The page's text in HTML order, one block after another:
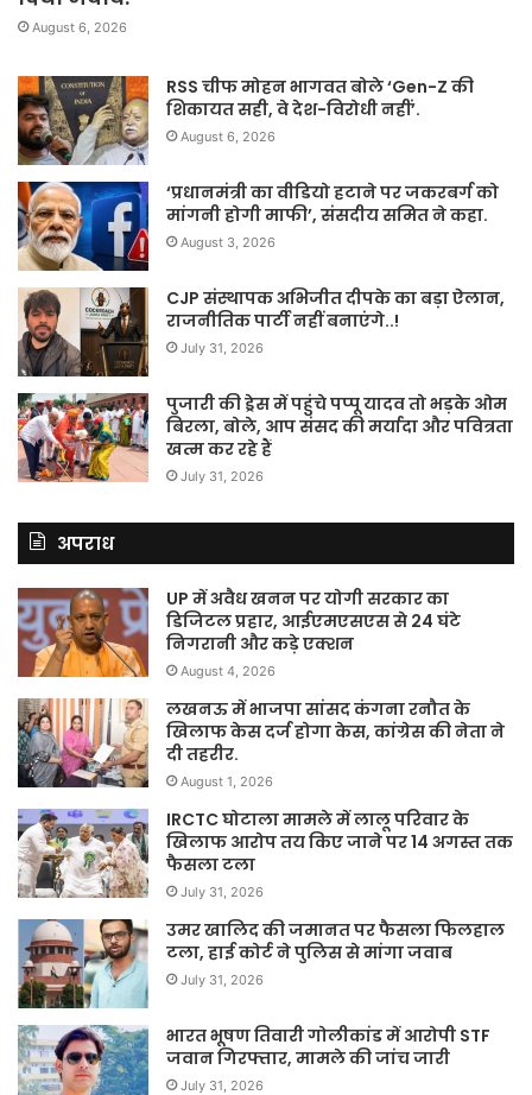
August 6, 2026
RSS चीफ मोहन भागवत बोले ‘Gen-Z की
शिकायत सही, वे देश-विरोधी नहीं’.
August 6, 2026
‘प्रधानमंत्री का वीडियो हटाने पर जकरबर्ग को
मांगनी होगी माफी’, संसदीय समित ने कहा.
August 3, 2026
CJP संस्थापक अभिजीत दीपके का बड़ा ऐलान,
राजनीतिक पार्टी नहीं बनाएंगे..!
July 31, 2026
पुजारी की ड्रेस में पहुंचे पप्पू यादव तो भड़के ओम
बिरला, बोले, आप संसद की मर्यादा और पवित्रता
खत्म कर रहे हैं
July 31, 2026
अपराध
UP में अवैध खनन पर योगी सरकार का
डिजिटल प्रहार, आईएमएसएस से 24 घंटे
निगरानी और कड़े एक्शन
August 4, 2026
लखनऊ में भाजपा सांसद कंगना रनौत के
खिलाफ केस दर्ज होगा केस, कांग्रेस की नेता ने
दी तहरीर.
August 1, 2026
IRCTC घोटाला मामले में लालू परिवार के
खिलाफ आरोप तय किए जाने पर 14 अगस्त तक
फैसला टला
July 31, 2026
उमर खालिद की जमानत पर फैसला फिलहाल
टला, हाई कोर्ट ने पुलिस से मांगा जवाब
July 31, 2026
भारत भूषण तिवारी गोलीकांड में आरोपी STF
जवान गिरफ्तार, मामले की जांच जारी
July 31, 2026